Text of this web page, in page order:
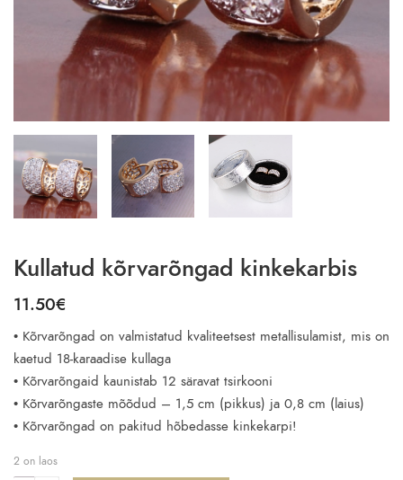
Kullatud kõrvarõngad kinkekarbis
11.50€
• Kõrvarõngad on valmistatud kvaliteetsest metallisulamist, mis on
kaetud 18-karaadise kullaga
• Kõrvarõngaid kaunistab 12 säravat tsirkooni
• Kõrvarõngaste mõõdud – 1,5 cm (pikkus) ja 0,8 cm (laius)
• Kõrvarõngad on pakitud hõbedasse kinkekarpi!
2 on laos